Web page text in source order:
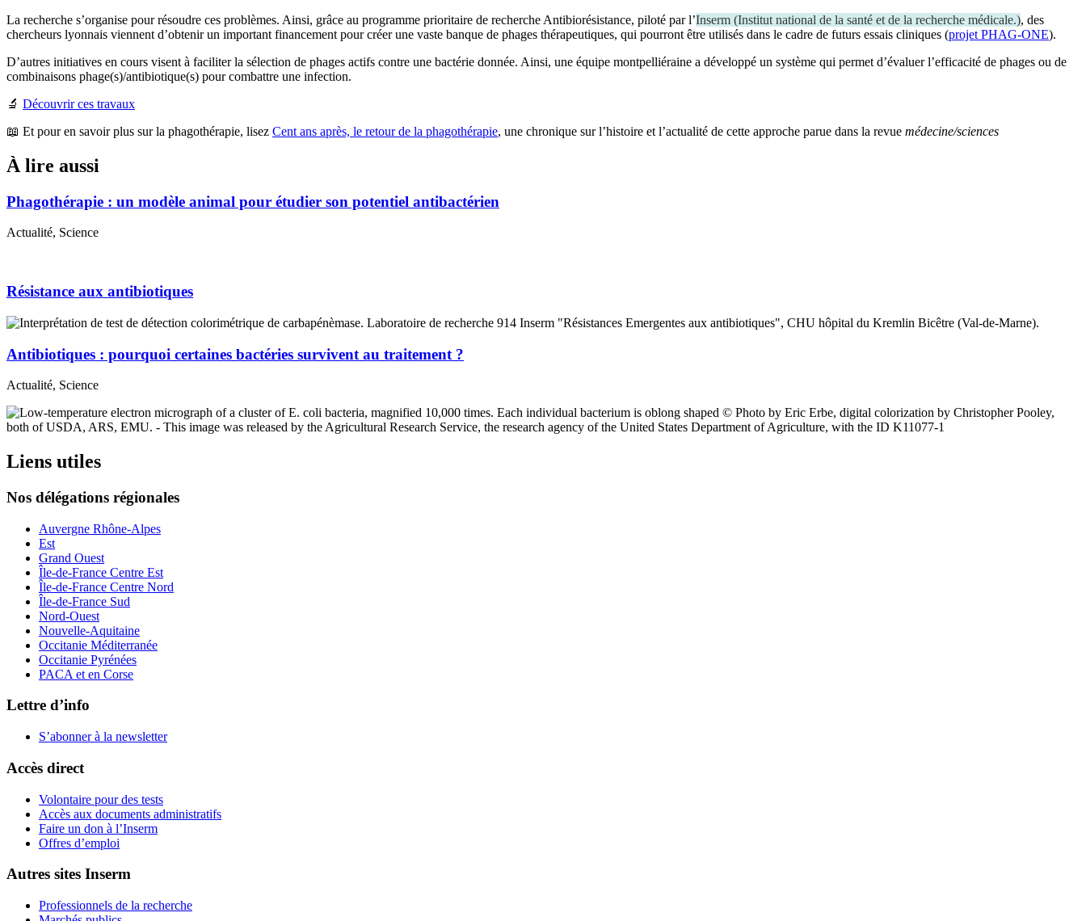
La recherche s’organise pour résoudre ces problèmes. Ainsi, grâce au programme prioritaire de recherche Antibiorésistance, piloté par l’Inserm (Institut national de la santé et de la recherche médicale.), des
chercheurs lyonnais viennent d’obtenir un important financement pour créer une vaste banque de phages thérapeutiques, qui pourront être utilisés dans le cadre de futurs essais cliniques (projet PHAG-ONE).
D’autres initiatives en cours visent à faciliter la sélection de phages actifs contre une bactérie donnée. Ainsi, une équipe montpelliéraine a développé un système qui permet d’évaluer l’efficacité de phages ou de
combinaisons phage(s)/antibiotique(s) pour combattre une infection.
🔬 Découvrir ces travaux
📖 Et pour en savoir plus sur la phagothérapie, lisez Cent ans après, le retour de la phagothérapie, une chronique sur l’histoire et l’actualité de cette approche parue dans la revue médecine/sciences
À lire aussi
Phagothérapie : un modèle animal pour étudier son potentiel antibactérien
Actualité, Science
Résistance aux antibiotiques
Antibiotiques : pourquoi certaines bactéries survivent au traitement ?
Actualité, Science
Liens utiles
Nos délégations régionales
Auvergne Rhône-Alpes
Est
Grand Ouest
Île-de-France Centre Est
Île-de-France Centre Nord
Île-de-France Sud
Nord-Ouest
Nouvelle-Aquitaine
Occitanie Méditerranée
Occitanie Pyrénées
PACA et en Corse
Lettre d’info
S’abonner à la newsletter
Accès direct
Volontaire pour des tests
Accès aux documents administratifs
Faire un don à l’Inserm
Offres d’emploi
Autres sites Inserm
Professionnels de la recherche